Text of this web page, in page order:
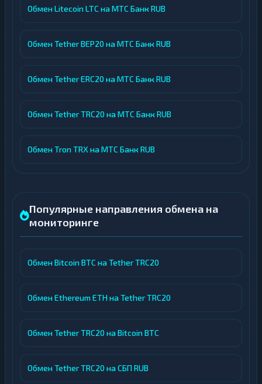
Обмен Litecoin LTC на МТС Банк RUB
Обмен Tether BEP20 на МТС Банк RUB
Обмен Tether ERC20 на МТС Банк RUB
Обмен Tether TRC20 на МТС Банк RUB
Обмен Tron TRX на МТС Банк RUB
Популярные направления обмена на
мониторинге
Обмен Bitcoin BTC на Tether TRC20
Обмен Ethereum ETH на Tether TRC20
Обмен Tether TRC20 на Bitcoin BTC
Обмен Tether TRC20 на СБП RUB